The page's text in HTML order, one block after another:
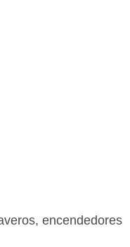
encendedores